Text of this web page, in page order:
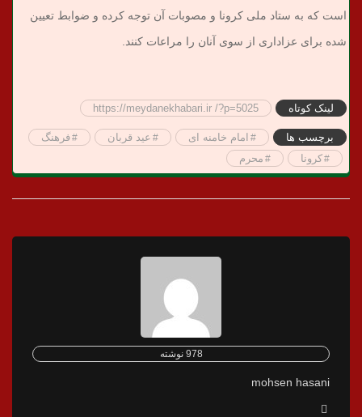
است که به ستاد ملی کرونا و مصوبات آن توجه کرده و ضوابط تعیین
شده برای عزاداری از سوی آنان را مراعات کنند.
لینک کوتاه https://meydanekhabari.ir /?p=5025
برچسب ها امام خامنه ای عید قربان
فرهنگ
کرونا
محرم
978 نوشته
mohsen hasani